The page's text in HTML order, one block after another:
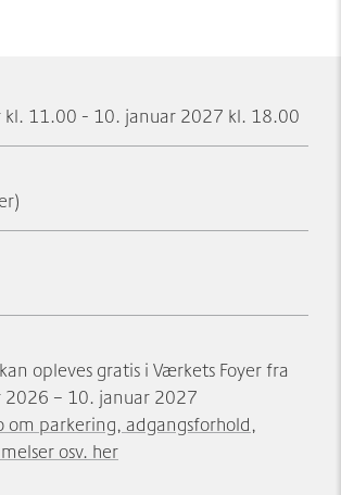
kl. 11.00 - 10. januar 2027 kl. 18.00
opleves gratis i Værkets Foyer fra
– 10. januar 2027
om parkering, adgangsforhold,
osv. her